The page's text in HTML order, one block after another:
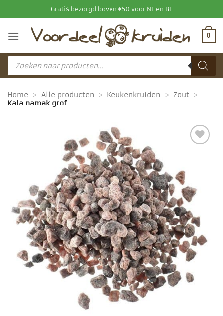
naar
inhoud
Gratis bezorgd boven €50 voor NL en BE
0
Producten
zoeken
Home > Alle producten > Keukenkruiden > Zout >
Kala namak grof
favorieten